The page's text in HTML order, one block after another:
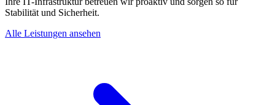
Stabilität und Sicherheit.
Alle Leistungen ansehen